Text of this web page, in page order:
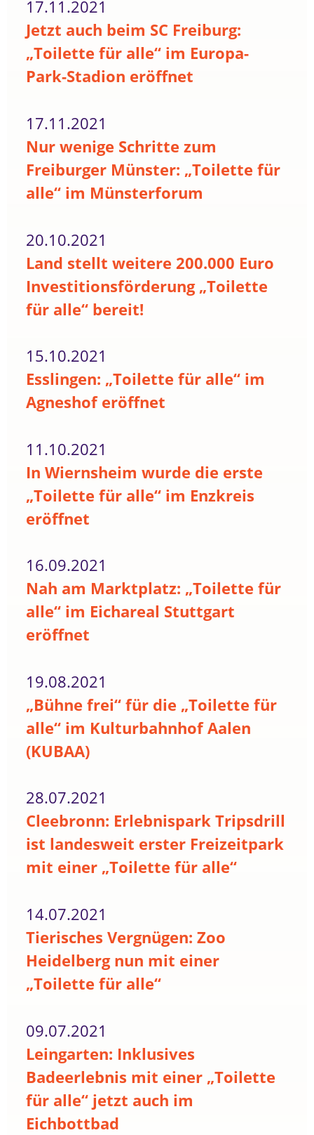
17.11.2021
Jetzt auch beim SC Freiburg:
„Toilette für alle“ im Europa-
Park-Stadion eröffnet
17.11.2021
Nur wenige Schritte zum
Freiburger Münster: „Toilette für
alle“ im Münsterforum
20.10.2021
Land stellt weitere 200.000 Euro
Investitionsförderung „Toilette
für alle“ bereit!
15.10.2021
Esslingen: „Toilette für alle“ im
Agneshof eröffnet
11.10.2021
In Wiernsheim wurde die erste
„Toilette für alle“ im Enzkreis
eröffnet
16.09.2021
Nah am Marktplatz: „Toilette für
alle“ im Eichareal Stuttgart
eröffnet
19.08.2021
„Bühne frei“ für die „Toilette für
alle“ im Kulturbahnhof Aalen
(KUBAA)
28.07.2021
Cleebronn: Erlebnispark Tripsdrill
ist landesweit erster Freizeitpark
mit einer „Toilette für alle“
14.07.2021
Tierisches Vergnügen: Zoo
Heidelberg nun mit einer
„Toilette für alle“
09.07.2021
Leingarten: Inklusives
Badeerlebnis mit einer „Toilette
für alle“ jetzt auch im
Eichbottbad